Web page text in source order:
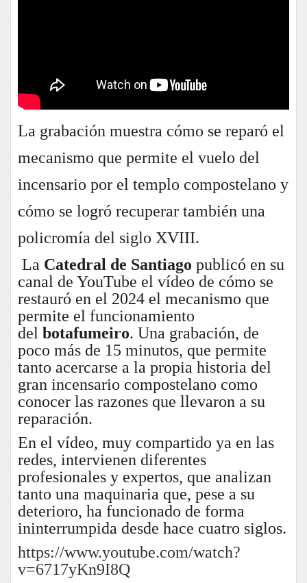
La grabación muestra cómo se reparó el
mecanismo que permite el vuelo del
incensario por el templo compostelano y
cómo se logró recuperar también una
policromía del siglo XVIII.
La Catedral de Santiago publicó en su
canal de YouTube el vídeo de cómo se
restauró en el 2024 el mecanismo que
permite el funcionamiento
del botafumeiro. Una grabación, de
poco más de 15 minutos, que permite
tanto acercarse a la propia historia del
gran incensario compostelano como
conocer las razones que llevaron a su
reparación.
En el vídeo, muy compartido ya en las
redes, intervienen diferentes
profesionales y expertos, que analizan
tanto una maquinaria que, pese a su
deterioro, ha funcionado de forma
ininterrumpida desde hace cuatro siglos.
https://www.youtube.com/watch?
v=6717yKn9I8Q